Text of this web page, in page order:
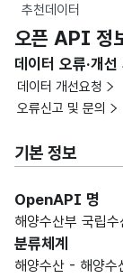
추천데이터
오픈 API 정
데이터 오류·개
데이터 개선요청
오류신고 및 문의
기본 정보
OpenAPI 명
해양수산부 국립
분류체계
해양수산 - 해양수